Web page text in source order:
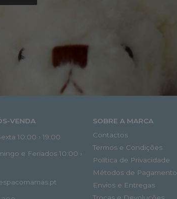
VENDA
10:00 › 19:00
e Feriados 10:00 ›
SOBRE A MARCA
Contactos
Termos e Condições
Política de Privacidade
Métodos de Pagamento
Envios e Entregas